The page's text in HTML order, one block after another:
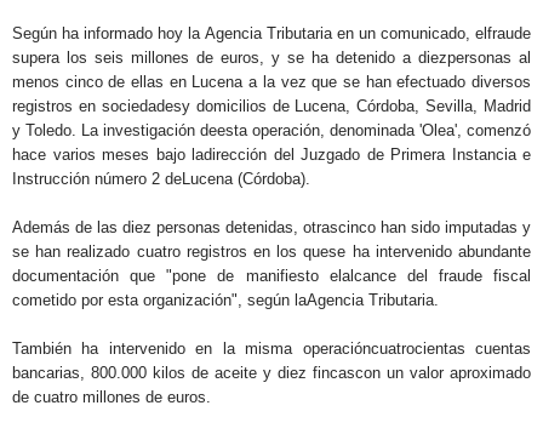
Según ha informado hoy la Agencia Tributaria en un comunicado, elfraude
supera los seis millones de euros, y se ha detenido a diezpersonas al
menos cinco de ellas en Lucena a la vez que se han efectuado diversos
registros en sociedadesy domicilios de Lucena, Córdoba, Sevilla, Madrid
y Toledo. La investigación deesta operación, denominada 'Olea', comenzó
hace varios meses bajo ladirección del Juzgado de Primera Instancia e
Instrucción número 2 deLucena (Córdoba).
Además de las diez personas detenidas, otrascinco han sido imputadas y
se han realizado cuatro registros en los quese ha intervenido abundante
documentación que "pone de manifiesto elalcance del fraude fiscal
cometido por esta organización", según laAgencia Tributaria.
También ha intervenido en la misma operacióncuatrocientas cuentas
bancarias, 800.000 kilos de aceite y diez fincascon un valor aproximado
de cuatro millones de euros.